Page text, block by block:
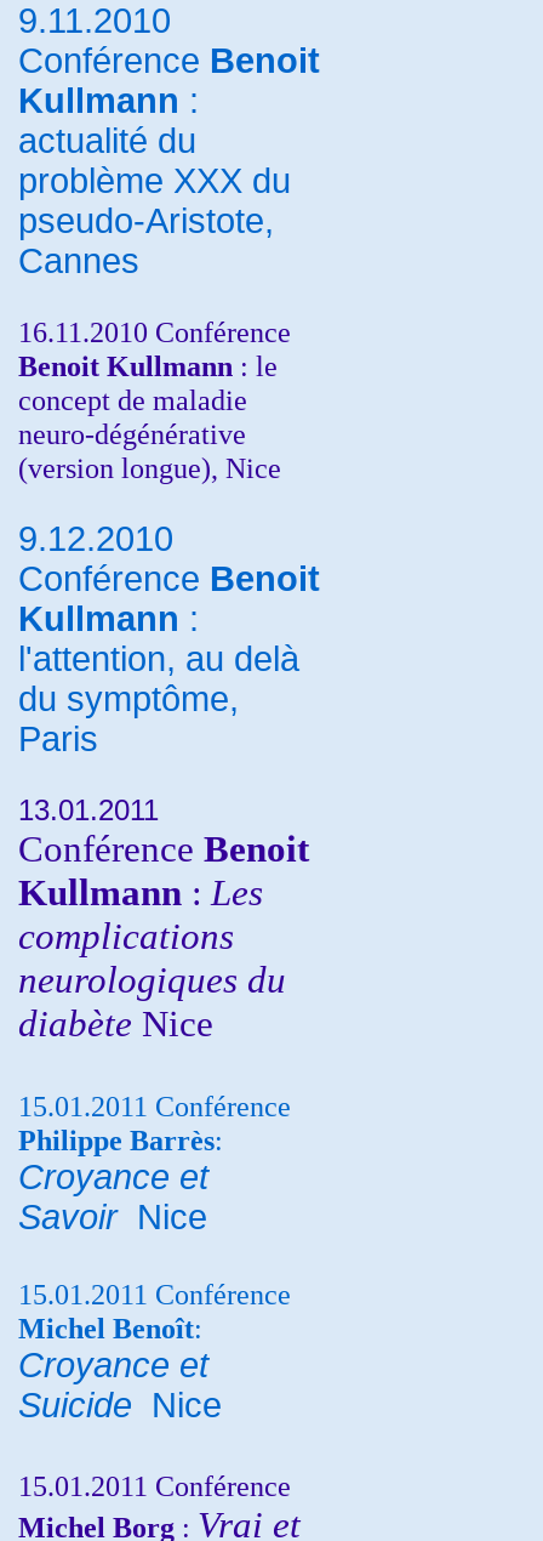
9.11.2010
Conférence Benoit
Kullmann :
actualité du
problème XXX du
pseudo-Aristote,
Cannes
16.11.2010 Conférence
Benoit Kullmann : le
concept de maladie
neuro-dégénérative
(version longue), Nice
9.12.2010
Conférence Benoit
Kullmann :
l'attention, au delà
du symptôme,
Paris
13.01.2011
Conférence Benoit
Kullmann : Les
complications
neurologiques du
diabète Nice
15.01.2011 Conférence
Philippe Barrès:
Croyance et
Savoir Nice
15.01.2011 Conférence
Michel Benoît:
Croyance et
Suicide Nice
15.01.2011 Conférence
Michel Borg : Vrai et